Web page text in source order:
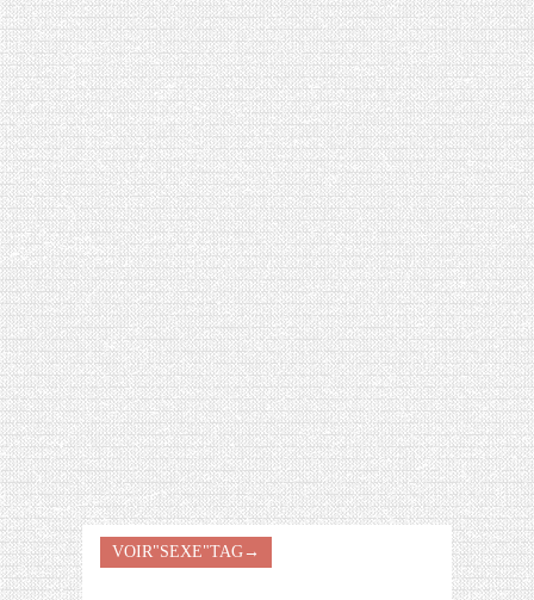
[VIDÉO] OBJECTIF POIDS SANTÉ #67 : L’AVIS
DES AUTRES, CE N’EST QUE LA VIE DES
AUTRES
[VIDÉO] UNBOXING : LES MY LITTLE &
BIOTYFULL BOX DES MOIS DE FÉVRIER ET
MARS 2024 FEAT. AKILA
[VIDÉO] LA SÉLECTION DU MOIS
#JANVIER2024
[VIDÉO] HELLOFRESH #34 : IDÉES
RECETTES RISOTTO
VOIR"SEXE"TAG→
[Vidéo] Gender Reveal Party : fille ou garçon ?